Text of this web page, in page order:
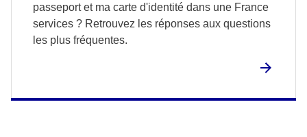
passeport et ma carte d'identité dans une France
services ? Retrouvez les réponses aux questions
les plus fréquentes.